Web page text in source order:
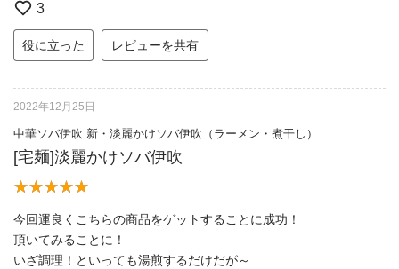
3
役に立った レビューを共有
2022年12月25日
中華ソバ伊吹 新・淡麗かけソバ伊吹（ラーメン・煮干し）
[宅麺]淡麗かけソバ伊吹
今回運良くこちらの商品をゲットすることに成功！
頂いてみることに！
いざ調理！といっても湯煎するだけだが～